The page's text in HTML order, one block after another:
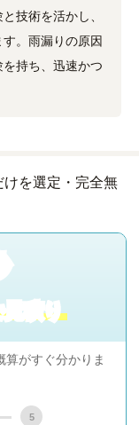
技術を活かし、
。雨漏りの原因
持ち、迅速かつ
見積り
算がすぐ分かりま
5